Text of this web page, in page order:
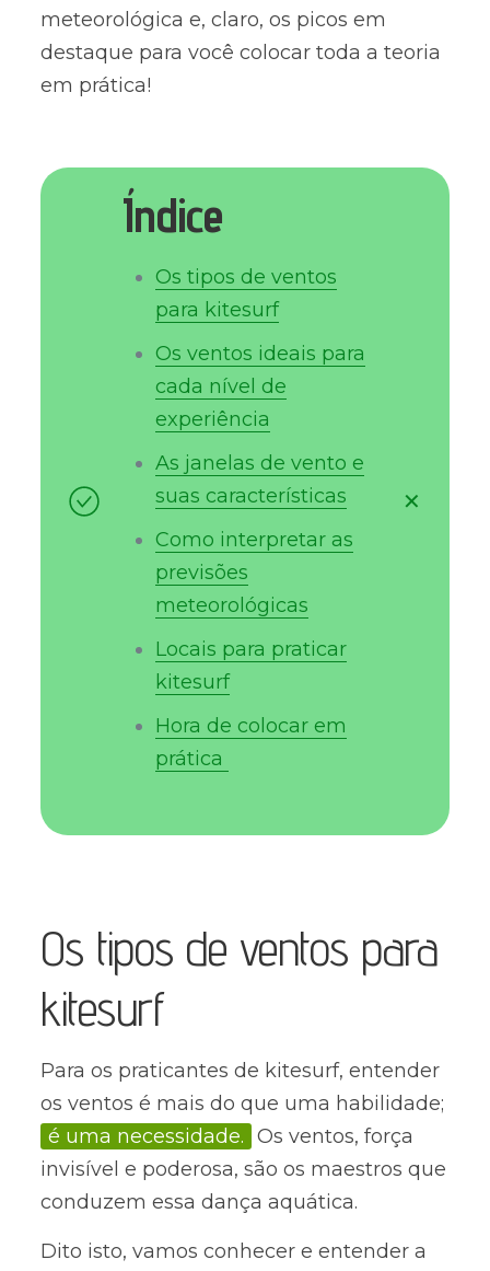
meteorológica e, claro, os picos em
destaque para você colocar toda a teoria
em prática!
Índice
Os tipos de ventos
para kitesurf
Os ventos ideais para
cada nível de
experiência
As janelas de vento e
suas características
Como interpretar as
previsões
meteorológicas
Locais para praticar
kitesurf
Hora de colocar em
prática
✕
Os tipos de ventos para
kitesurf
Para os praticantes de kitesurf, entender
os ventos é mais do que uma habilidade;
é uma necessidade. Os ventos, força
invisível e poderosa, são os maestros que
conduzem essa dança aquática.
Dito isto, vamos conhecer e entender a